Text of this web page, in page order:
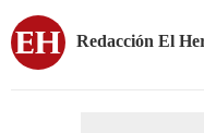
Redacción El